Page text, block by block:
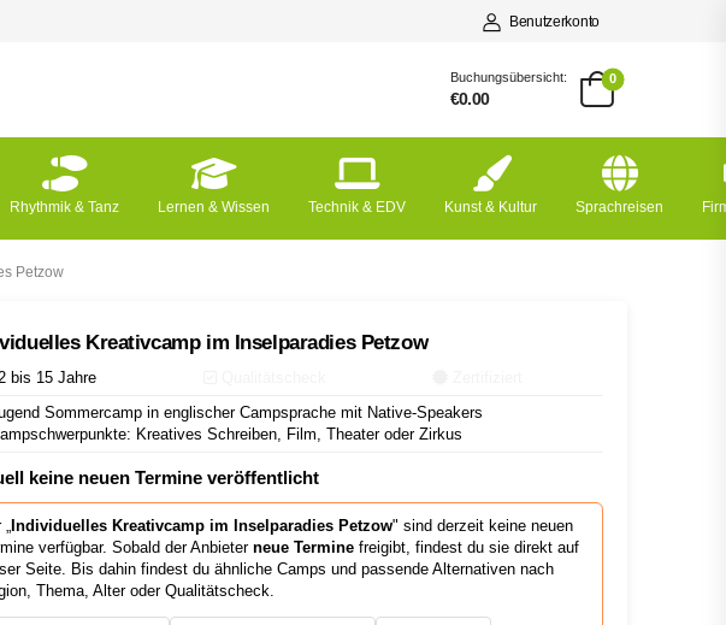
Benutzerkonto
Buchungsübersicht:
€0.00
0
Rhythmik & Tanz Lernen & Wissen Technik & EDV Kunst & Kultur Sprachreisen
Petzow
Kreativcamp im Inselparadies Petzow
bis 15 Jahre
Sommercamp in englischer Campsprache mit Native-Speakers
Kreatives Schreiben, Film, Theater oder Zirkus
keine neuen Termine veröffentlicht
„ Individuelles Kreativcamp im Inselparadies Petzow" sind derzeit keine neuen
verfügbar. Sobald der Anbieterneue Termine freigibt, findest du sie direkt auf
Seite. Bis dahin findest du ähnliche Camps und passende Alternativen nach
Thema, Alter oder Qualitätscheck.